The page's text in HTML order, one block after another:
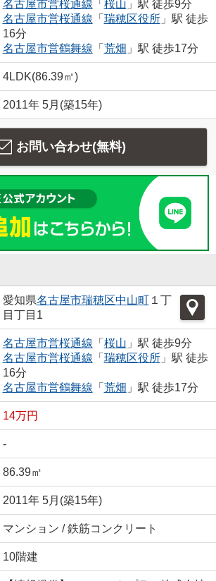
名古屋市営桜通線 「 桜山 」駅 徒歩9分
名古屋市営桜通線 「 瑞穂区役所」駅 徒歩
16分
名古屋市営鶴舞線 「 荒畑 」駅 徒歩17分
4LDK(86.39㎡)
2011年 5月(築15年)
お問い合わせ(無料)
愛知県名古屋市瑞穂区中山町１丁
目丁目1
名古屋市営桜通線 「 桜山 」駅 徒歩9分
名古屋市営桜通線 「 瑞穂区役所」駅 徒歩
16分
名古屋市営鶴舞線 「 荒畑 」駅 徒歩17分
14万円
-
86.39㎡
2011年 5月(築15年)
マンション / 鉄筋コンクリート
10階建